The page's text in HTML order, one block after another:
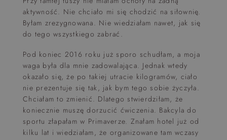
aktywność. Nie chciało mi się chodzić na siłownię.
Byłam zrezygnowana. Nie wiedziałam nawet, jak się
do tego wszystkiego zabrać.
Pod koniec 2016 roku już sporo schudłam, a moja
waga była dla mnie zadowalająca. Jednak wtedy
okazało się, że po takiej utracie kilogramów, ciało
nie prezentuje się tak, jak bym tego sobie życzyła.
Chciałam to zmienić. Dlatego stwierdziłam, że
koniecznie muszę dorzucić ćwiczenia. Bakcyla do
sportu złapałam w Primaverze. Znałam hotel już od
kilku lat i wiedziałam, że organizowane tam wczasy